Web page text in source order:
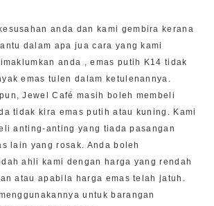
anda dan kami gembira kerana
dalam apa jua cara yang kami
anda , emas putih K14 tidak
emas tulen dalam ketulenannya.
Jewel Café masih boleh membeli
tidak kira emas putih atau kuning. Kami
anting-anting yang tiada pasangan
lain yang rosak. Anda boleh
ahli kami dengan harga yang rendah
atau apabila harga emas telah jatuh.
untuk barangan